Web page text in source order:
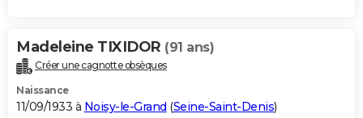
Carte de Noël
Carte Bonne année
Carte Saint-Valentin
Carte Pâques
Carte d'anniversaire
DICTIONNAIRE
Dictionnaire
Biographies
Citations
Expressions
Proverbes
PROGRAMME TV
Madeleine TIXIDOR (91 ans)
Créer une cagnotte obsèques
Naissance
11/09/1933 à Noisy-le-Grand (Seine-Saint-Denis)